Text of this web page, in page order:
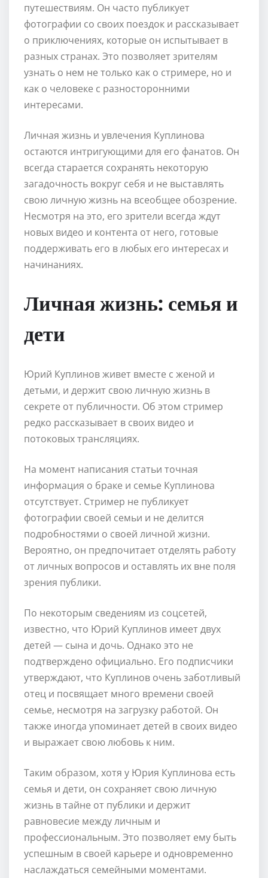
путешествиям. Он часто публикует
фотографии со своих поездок и рассказывает
о приключениях, которые он испытывает в
разных странах. Это позволяет зрителям
узнать о нем не только как о стримере, но и
как о человеке с разносторонними
интересами.
Личная жизнь и увлечения Куплинова
остаются интригующими для его фанатов. Он
всегда старается сохранять некоторую
загадочность вокруг себя и не выставлять
свою личную жизнь на всеобщее обозрение.
Несмотря на это, его зрители всегда ждут
новых видео и контента от него, готовые
поддерживать его в любых его интересах и
начинаниях.
Личная жизнь: семья и
дети
Юрий Куплинов живет вместе с женой и
детьми, и держит свою личную жизнь в
секрете от публичности. Об этом стример
редко рассказывает в своих видео и
потоковых трансляциях.
На момент написания статьи точная
информация о браке и семье Куплинова
отсутствует. Стример не публикует
фотографии своей семьи и не делится
подробностями о своей личной жизни.
Вероятно, он предпочитает отделять работу
от личных вопросов и оставлять их вне поля
зрения публики.
По некоторым сведениям из соцсетей,
известно, что Юрий Куплинов имеет двух
детей — сына и дочь. Однако это не
подтверждено официально. Его подписчики
утверждают, что Куплинов очень заботливый
отец и посвящает много времени своей
семье, несмотря на загрузку работой. Он
также иногда упоминает детей в своих видео
и выражает свою любовь к ним.
Таким образом, хотя у Юрия Куплинова есть
семья и дети, он сохраняет свою личную
жизнь в тайне от публики и держит
равновесие между личным и
профессиональным. Это позволяет ему быть
успешным в своей карьере и одновременно
наслаждаться семейными моментами.